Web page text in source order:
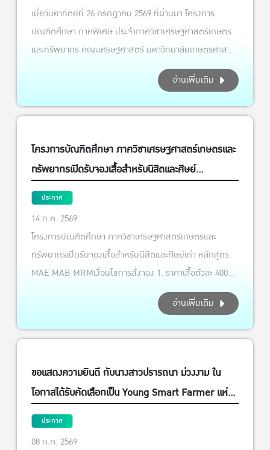
เมื่อวันอาทิตย์ที่ 26 กรกฎาคม 2569 ที่ผ่านมา โครงการ
บัณฑิตศึกษา ภาคพิเศษ ประจำภาควิชาเศรษฐศาสตร์เกษตร
และทรัพยากร คณะเศรษฐศาสตร์ มหาวิทยาลัยเกษตรศาสตร์
ได้รับเกียรติจาก คุณนริศรา วายนต์ ผู้อำนวยการกลุ่ม
ยุทธศาสตร์และสารสนเทศ สำนักส่งเสริมและจัดการสินค้า
เกษตร กรมส่งเสริมการเกษตร ร่วมเป็นวิทยากรบรรยาย
พัฒนาธุรกิจเกษตรชุมชนและอุตสาหกรรมชนบท” การ
บรรยายในครั้งนี้จัดขึ้นสำหรับนิสิตในรายวิชา 01120513 การ
พัฒนาธุรกิจเกษตรชุมชนและอุตสาหกรรมชนบท
(Community Agribusiness and Rural Industry
Development) ได้แก่ นิสิตหลักสูตร วท.ม. ธุรกิจการเกษตร
(M.A.B.) นิสิตหลักสูตร วท.ม. เศรษฐศาสตร์ประยุกต์สำหรับ
การเกษตรและสิ่งแวดล้อม (M.A.E.) โดยมี อาจารย์ ดร.ณิธิชา
ธรรมธนากูล อาจารย์ผู้สอน ให้การต้อนรับวิทยากรอย่าง
เรียนได้เปิดโลกทัศน์และเข้าถึงมุมมองการทำงานจริงจากภาค
แนวทางการส่งเสริมธุรกิจเกษตรชุมชนและอุตสาหกรรม
มองเชิงยุทธศาสตร์ไปประยุกต์ใช้ในการวิเคราะห์ พัฒนา และ
ยกระดับศักยภาพธุรกิจเกษตรไทยให้เติบโตได้อย่างยั่งยืน ณ
ห้อง EC 5605 อาคารปฏิบัติการคณะเศรษฐศาสตร์
มหาวิทยาลัยเกษตรศาสตร์
อ่านเพิ่มเติม
โครงการบัณฑิตศึกษา ภาควิชาเศรษฐศาสตร์เกษตรและ
ทรัพยากรเปิดรับจองเสื้อสำหรับนิสิตและศิษย์
เก่า หลักสูตร MAE MAB MRM
ประกาศ
14 ก.ค. 2569
โครงการบัณฑิตศึกษา ภาควิชาเศรษฐศาสตร์เกษตรและ
ทรัพยากรเปิดรับจองเสื้อสำหรับนิสิตและศิษย์เก่า หลักสูตร
MAE MAB MRMเงื่อนไขการสั่งจอง 1. ราคาเสื้อตัวละ 400
บาท2. ใช้เวลาในการสั่งผลิต 30-45 วัน3. ชำระเงินผ่านช่องทาง
ธนาคาร บัญชีเลขที่ 374-1-77974-5และแนบหลักฐานการ
ชำระเงิน สนใจกรอกรายละเอียด จองผ่านแบบฟอร์ม
31 กรกฎาคม 2569#ประชาสัมพันธ์ #จอง
เสื้อ #KU #MAE #MAB #MRM
อ่านเพิ่มเติม
ขอแสดงความยินดี กับนางสาวปรารถนา ม่วงงาม ใน
โอกาสได้รับคัดเลือกเป็น Young Smart Farmer แห่งปี
ประจำปี 2569
ประกาศ
08 ก.ค. 2569